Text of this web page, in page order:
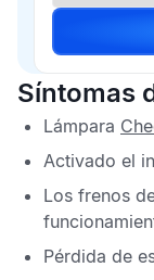
Síntomas
Lámpara
Activado el
Los frenos
Pérdida de